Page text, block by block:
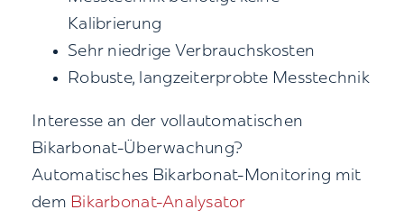
Kalibrierung
Sehr niedrige Verbrauchskosten
Robuste, langzeiterprobte Messtechnik
Interesse an der vollautomatischen
Bikarbonat-Überwachung?
Automatisches Bikarbonat-Monitoring mit
dem Bikarbonat-Analysator